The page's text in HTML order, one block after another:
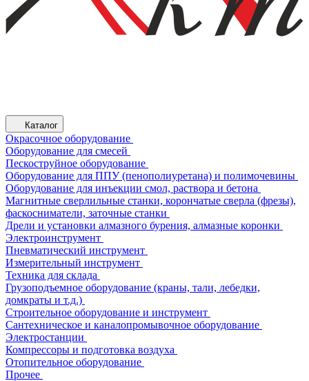
Каталог
Окрасочное оборудование
Оборудование для смесей
Пескоструйное оборудование
Оборудование для ППУ (пенополиуретана) и полимочевины
Оборудование для инъекции смол, раствора и бетона
Магнитные сверлильные станки, корончатые сверла (фрезы),
фаскосниматели, заточные станки
Дрели и установки алмазного бурения, алмазные коронки
Электроинструмент
Пневматический инструмент
Измерительный инструмент
Техника для склада
Грузоподъемное оборудование (краны, тали, лебедки,
домкраты и т.д.)
Строительное оборудование и инструмент
Сантехническое и каналопромывочное оборудование
Электростанции
Компрессоры и подготовка воздуха
Отопительное оборудование
Прочее